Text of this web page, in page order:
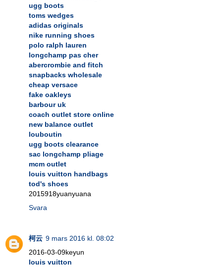
ugg boots
toms wedges
adidas originals
nike running shoes
polo ralph lauren
longchamp pas cher
abercrombie and fitch
snapbacks wholesale
cheap versace
fake oakleys
barbour uk
coach outlet store online
new balance outlet
louboutin
ugg boots clearance
sac longchamp pliage
mcm outlet
louis vuitton handbags
tod's shoes
2015918yuanyuana
Svara
柯云 9 mars 2016 kl. 08:02
2016-03-09keyun
louis vuitton